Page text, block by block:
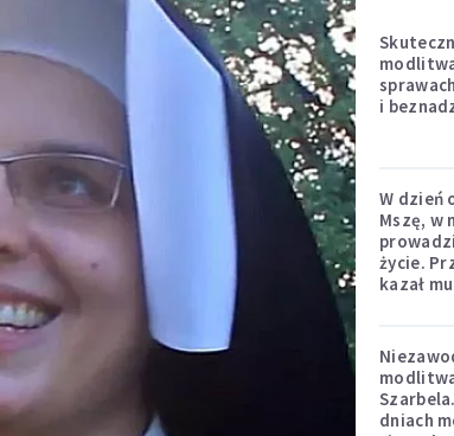
i
W dzień
Mszę, w
życie.
kazał
dniach